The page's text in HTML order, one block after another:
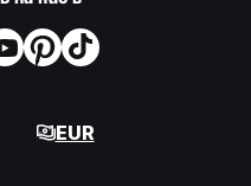
EUR